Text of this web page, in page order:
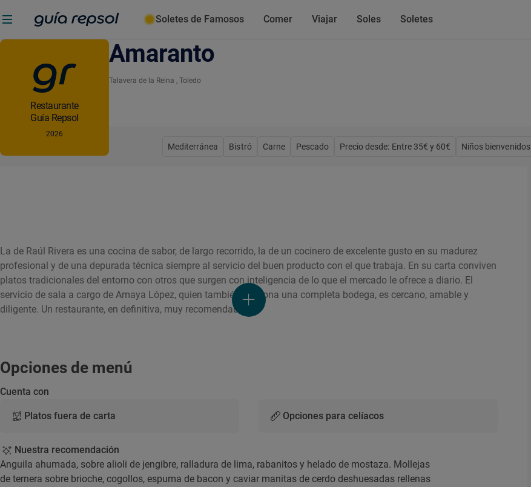
Soletes de Famosos Comer Viajar Soles Soletes
Amaranto
Talavera de la Reina , Toledo
Restaurante
Guía Repsol
2026
Mediterránea Bistró Carne Pescado Precio desde: Entre 35€ y 60€ Niños bienvenidos
La de Raúl Rivera es una cocina de sabor, de largo recorrido, la de un cocinero de excelente gusto en su madurez
profesional y de una depurada técnica siempre al servicio del buen producto con el que trabaja. En su carta conviven
platos tradicionales del entorno con otros que surgen con inteligencia de lo que el mercado le ofrece a diario. El
servicio de sala a cargo de Amaya López, quien también gestiona una completa bodega, es cercano, amable y
diligente. Un restaurante, en definitiva, muy recomendable..
Opciones de menú
Cuenta con
Platos fuera de carta Opciones para celíacos
Nuestra recomendación
Anguila ahumada, sobre alioli de jengibre, ralladura de lima, rabanitos y helado de mostaza. Mollejas
de ternera sobre brioche, cogollos, espuma de bacon y caviar manitas de cerdo deshuesadas rellenas